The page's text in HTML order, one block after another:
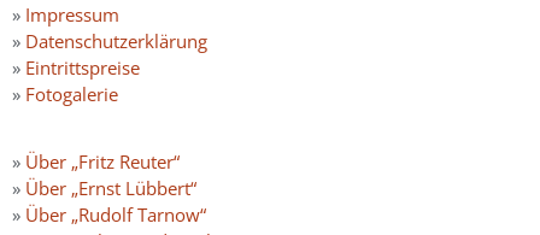
» Impressum
» Datenschutzerklärung
» Eintrittspreise
» Fotogalerie
» Über „Fritz Reuter“
» Über „Ernst Lübbert“
» Über „Rudolf Tarnow“